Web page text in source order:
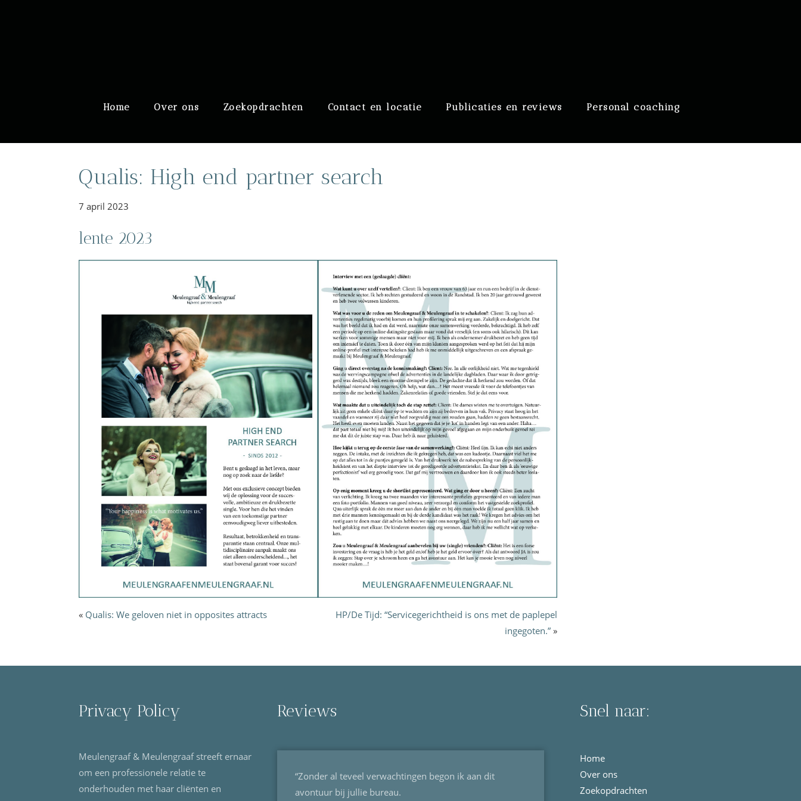
HeaderHome Over ons Zoekopdrachten Contact en locatie Publicaties en reviews Personal coaching
Qualis: High end partner search
7 april 2023
lente 2023
« Qualis: We geloven niet in opposites attracts
HP/De Tijd: “Servicegerichtheid is ons met de paplepel
ingegoten.”»
Privacy Policy
Meulengraaf & Meulengraaf streeft ernaar
om een professionele relatie te
onderhouden met haar cliënten en
Reviews
“Zonder al teveel verwachtingen begon ik aan dit
avontuur bij jullie bureau.
Snel naar:
Home
Over ons
Zoekopdrachten